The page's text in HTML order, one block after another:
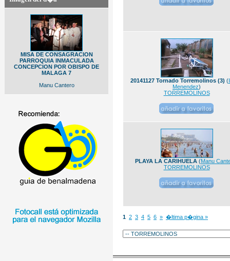
MISA DE CONSAGRACION
PARROQUIA INMACULADA
CONCEPCION POR OBISPO DE
MALAGA 7
Manu Cantero
20141127 Tornado Torremolinos (3) (
Menendez)
TORREMOLINOS
PLAYA LA CARIHUELA (Manu
TORREMOLINOS
1 2 3 4 5 6 » �ltima p�gina »